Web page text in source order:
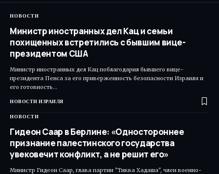
НОВОСТИ
Министр иностранных дел Кац и семьи
похищенных встретились с бывшим вице-
президентом США
Министр иностранных дел Кац поблагодарил бывшего вице-
президента Пенса за его приверженность безопасности Израиля и
его готовность…
НОВОСТИ ИЗРАИЛЯ
НОВОСТИ
Гидеон Саар в Берлине: «Одностороннее
признание палестинского государства
увековечит конфликт, а не решит его»
Министр Гидеон Саар, глава партии "Тиква Хадаша", член военно-